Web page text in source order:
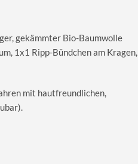
gekämmter Bio-Baumwolle
1x1 Ripp-Bündchen am Kragen,
mit hautfreundlichen,